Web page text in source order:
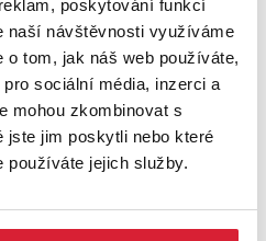
poskytování funkcí
naší návštěvnosti využíváme
o tom, jak náš web používáte,
sociální média, inzerci a
mohou zkombinovat s
jim poskytli nebo které
používáte jejich služby.